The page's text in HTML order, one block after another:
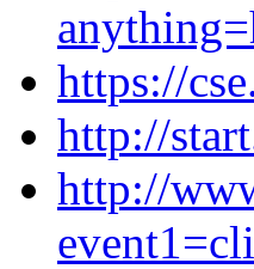
https://
http://
http://